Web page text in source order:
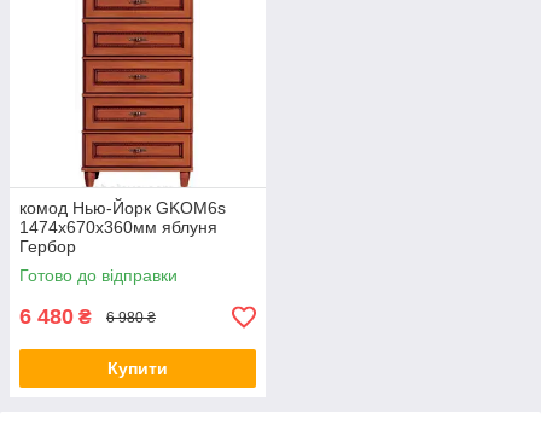
комод Нью-Йорк GKOM6s
1474х670х360мм яблуня
Гербор
Готово до відправки
6 480 ₴ 6 980 ₴
Купити